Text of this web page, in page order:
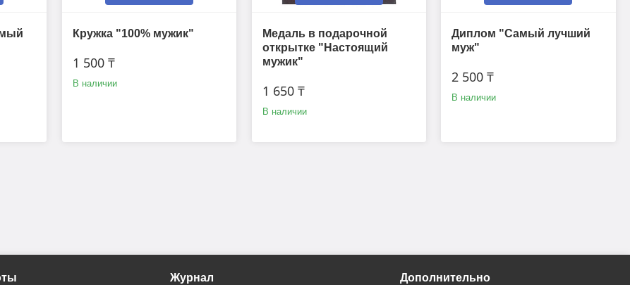
Кружка "100% мужик"
1 500 ₸
В наличии
Медаль в подарочной
открытке "Настоящий
мужик"
1 650 ₸
В наличии
Диплом "Самый лучший
муж"
2 500 ₸
В наличии
Журнал Дополнительно